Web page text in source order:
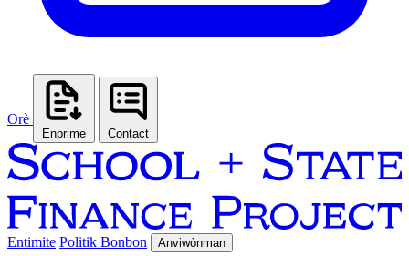
Orè
Enprime Contact
Entimite Politik Bonbon Anviwònman